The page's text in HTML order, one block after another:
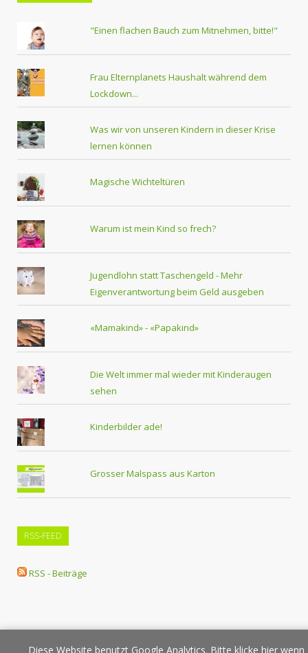
"Einen flachen Bauch zum Mitnehmen, bitte!"
Frau Elternplanets Haushalt während dem
Lockdown...
Was wir von unseren Kindern in dieser Krise
lernen können
Magische Wichteltüren
Warum ist mein Kind so frech?
Jugendlohn statt Taschengeld - Mehr
Eigenverantwortung beim Geld ausgeben
«Mamakind» - «Papakind»
Die Welt immer mal wieder mit Kinderaugen
sehen
Kinderbilder ade!
Grosser Malspass aus Karton
RSS-FEED
RSS - Beiträge
Diese Website benutzt Google Analytics. Bitte klicke hier wenn